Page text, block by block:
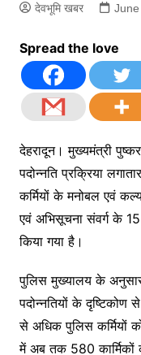
देवभूमि खबर
Spread the love
देहरादून। मुख्यमंत्री
पदोन्नति प्रक्रिया
कर्मियों के मनोबल एवं
एवं अभिसूचना संवर्ग के 15
किया गया है।
पुलिस मुख्यालय के
पदोन्नतियों के दृष्टिकोण
से अधिक पुलिस कर्मियों
में अब तक 580 कार्मिकों